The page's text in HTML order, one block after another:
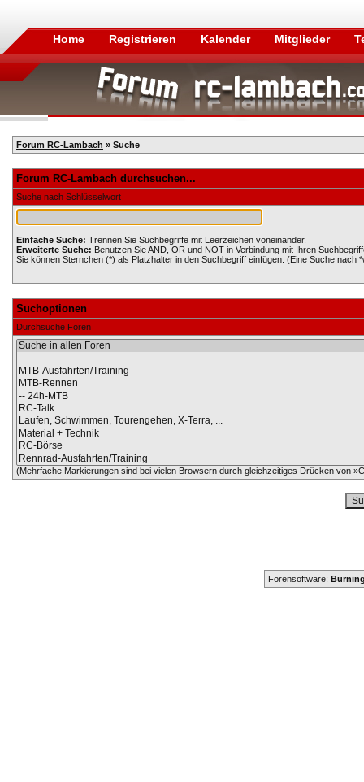
Home Registrieren Kalender Mitglieder
Forum RC-Lambach » Suche
Forum RC-Lambach durchsuchen...
Suche nach Schlüsselwort
Einfache Suche: Trennen Sie Suchbegriffe mit Leerzeichen voneinander.
Erweiterte Suche: Benutzen Sie AND, OR und NOT in Verbindung mit Ihren
Sie können Sternchen (*) als Platzhalter in den Suchbegriff einfügen. (Eine Suche nach
Suchoptionen
Durchsuche Foren
(Mehrfache Markierungen sind bei vielen Browsern durch gleichzeitiges Drücken von
Forensoftware: